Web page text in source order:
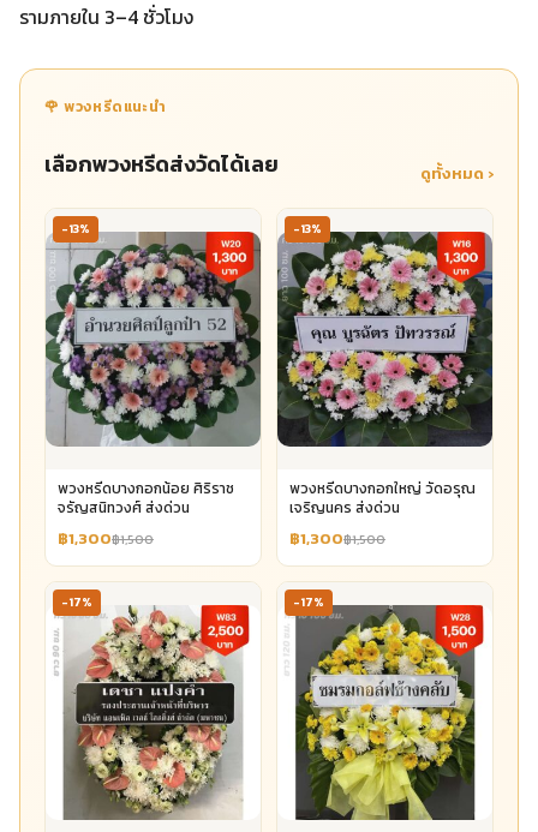
รามภายใน 3–4 ชั่วโมง
🌹 พวงหรีดแนะนำ
เลือกพวงหรีดส่งวัดได้เลย ดูทั้งหมด ›
-13%
พวงหรีดบางกอกน้อย ศิริราช
จรัญสนิทวงศ์ ส่งด่วน
฿1,300฿1,500
-13%
พวงหรีดบางกอกใหญ่ วัดอรุณ
เจริญนคร ส่งด่วน
฿1,300฿1,500
-17% -17%